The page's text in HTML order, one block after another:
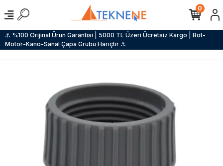
⚓ %100 Orijinal Ürün Garantisi | 5000 TL Üzeri Ücretsiz Kargo | Bot-
Motor-Kano-Sanal Çapa Grubu Hariçtir ⚓
0